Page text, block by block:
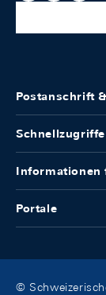
Postanschrift
Schnellzugriffe
Informationen
Portale
©